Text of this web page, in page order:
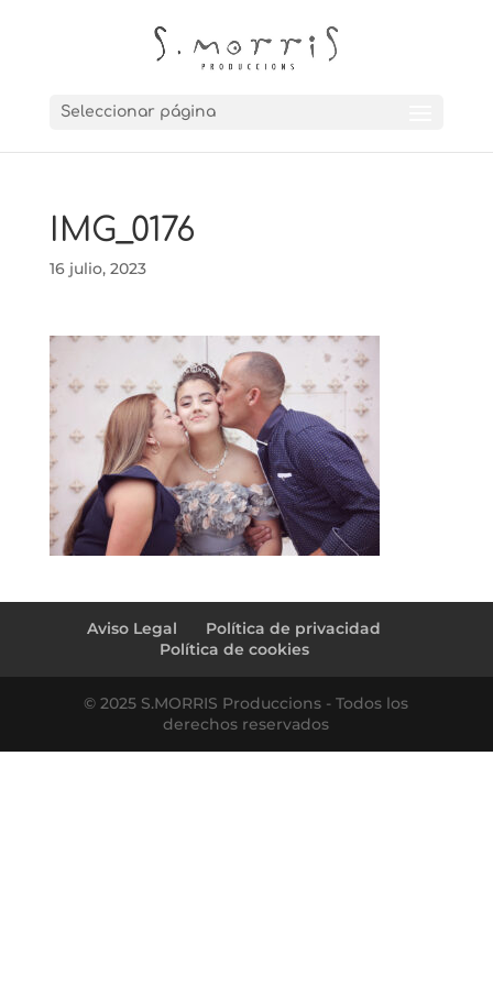
Seleccionar página
IMG_0176
16 julio, 2023
Aviso Legal
Política de privacidad
Política de cookies
© 2025 S.MORRIS Produccions - Todos los
derechos reservados